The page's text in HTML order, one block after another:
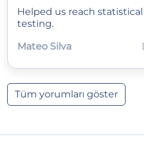
Helped us reach
testing.
Mateo Silva
Tüm yorumları göster